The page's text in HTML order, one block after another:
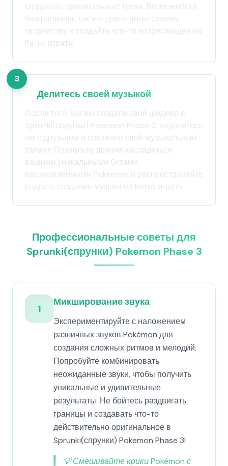
создавать оригинальные треки. Возможности
безграничны, так что дайте волю своему
творчеству и создайте что-то потрясающее на
Retro играть!
3
Делитесь своей музыкой
После того, как вы создали свой шедевр в
Sprunki(спрунки) Pokemon Phase 3, поделитесь
им с друзьями и покажите свой музыкальный
талант! Позвольте другим насладиться
вашими уникальными битами,
вдохновленными Pokémon, и распространяйте
радость создания музыки на Retro играть.
Профессиональные советы для
Sprunki(спрунки) Pokemon Phase 3
1
Микширование звука
Экспериментируйте с наложением
различных звуков Pokémon для
создания сложных ритмов и мелодий.
Попробуйте комбинировать
неожиданные звуки, чтобы получить
уникальные и удивительные
результаты. Не бойтесь раздвигать
границы и создавать что-то
действительно оригинальное в
Sprunki(спрунки) Pokemon Phase 3!
💡Смешивайте крики Pokémon с